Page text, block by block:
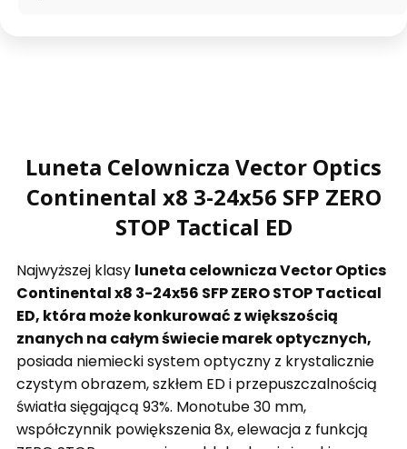
Luneta Celownicza Vector Optics
Continental x8 3-24x56 SFP ZERO
STOP Tactical ED
Najwyższej klasy luneta celownicza Vector Optics
Continental x8 3-24x56 SFP ZERO STOP Tactical
ED, która może konkurować z większością
znanych na całym świecie marek optycznych,
posiada niemiecki system optyczny z krystalicznie
czystym obrazem, szkłem ED i przepuszczalnością
światła sięgającą 93%. Monotube 30 mm,
współczynnik powiększenia 8x, elewacja z funkcją